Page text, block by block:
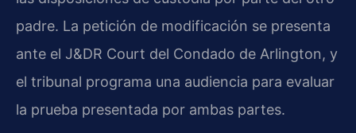
padre. La petición de modificación se presenta
ante el J&DR Court del Condado de Arlington, y
el tribunal programa una audiencia para evaluar
la prueba presentada por ambas partes.